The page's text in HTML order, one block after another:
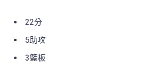
22分
5助攻
3籃板